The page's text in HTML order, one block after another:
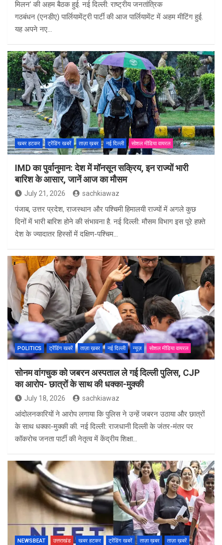
मिलन’ की अहम बैठक हुई. नई दिल्ली: राष्ट्रीय जनतांत्रिक
गठबंधन (एनडीए) पार्लियामेंट्री पार्टी की आज पार्लियामेंट में अहम मीटिंग हुई.
यह अपने नए…
खबर हटकर ट्रेंडिंग खबरें ताज़ा ख़बर नई दिल्ली सोशल मीडिया वायरल
IMD का पुर्वानुमान: देश में मॉनसून सक्रिय, इन राज्यों भारी
बारिश के आसार, जानें आज का मौसम
July 21, 2026 sachkiawaz
पंजाब, उत्तर प्रदेश, राजस्थान और पश्चिमी हिमालयी राज्यों में अगले कुछ
दिनों में भारी बारिश होने की संभावना है. नई दिल्ली: मौसम विभाग इस पूरे हफ़्ते
देश के ज्यादातर हिस्सों में दक्षिण-पश्चिम…
POLITICS ट्रेंडिंग खबरें ताज़ा ख़बर नई दिल्ली न्यूज़ सोशल मीडिया वायरल
सोनम वांगचुक को जबरन अस्पताल ले गई दिल्ली पुलिस, CJP
का आरोप- छात्रों के साथ की धक्का-मुक्की
July 18, 2026 sachkiawaz
आंदोलनकारियों ने आरोप लगाया कि पुलिस ने उन्हें जबरन उठाया और छात्रों
के साथ धक्का-मुक्की की. नई दिल्ली: राजधानी दिल्ली के जंतर-मंतर पर
कॉकरोच जनता पार्टी की नेतृत्व में केंद्रीय शिक्षा…
NEWSBEAT उत्तराखंड खबर हटकर ट्रेंडिंग खबरें ताज़ा ख़बर
ताज़ा ख़बरें